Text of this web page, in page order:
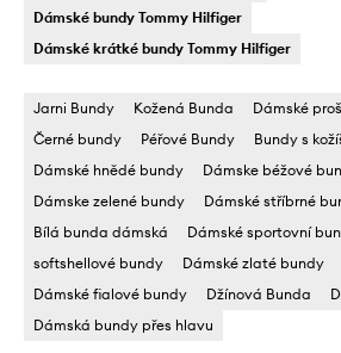
Dámské bundy Tommy Hilfiger
Dámské krátké bundy Tommy Hilfiger
Jarni Bundy Kožená Bunda
Dámské
Černé bundy
Péřové Bundy Bundy s
Dámské hnědé bundy
Dámske béžové
Dámske zelené bundy
Dámské stříbrné
Bílá bunda dámská
Dámské sportovní
softshellové bundy
Dámské zlaté bundy
Dámské fialové bundy
Džínová Bunda
Dámská bundy přes hlavu